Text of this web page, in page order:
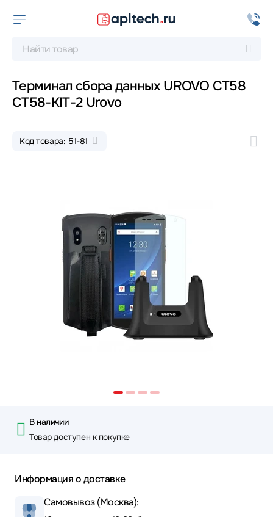
Терминал сбора данных UROVO CT58
CT58-KIT-2 Urovo
Код товара: 51-81
В наличии
Товар доступен к покупке
Информация о доставке
Самовывоз (Москва):